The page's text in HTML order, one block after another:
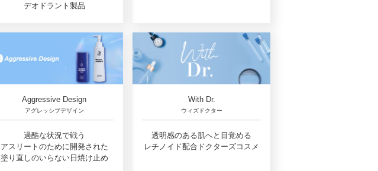
デオドラント製品
Aggressive Design
アグレッシブデザイン
過酷な状況で戦う
アスリートのために開発された
塗り直しのいらない日焼け止め
With Dr.
ウィズドクター
透明感のある肌へと目覚める
レチノイド配合ドクターズコスメ